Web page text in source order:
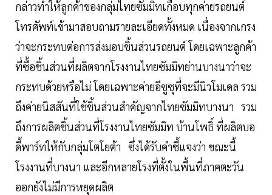
กล่าวทำให้ลูกค้าของกลุ่มไทยซัมมิทเกือบทุกค่ายรถยนต์
โทรศัพท์เข้ามาสอบถามรายละเอียดทั้งหมด เนื่องจากเกรง
ว่าจะกระทบต่อการส่งมอบชิ้นส่วนรถยนต์ โดยเฉพาะลูกค้า
ที่ซื้อชิ้นส่วนที่ผลิตจากโรงงานไทยซัมมิทย่านบางนาว่าจะ
กระทบด้วยหรือไม่ โดยเฉพาะค่ายอีซูซุที่จะมีนิวโมเดล รวม
ถึงค่ายนิสสันที่ใช้ชิ้นส่วนสำคัญจากไทยซัมมิทบางนา รวม
ถึงการผลิตชิ้นส่วนที่โรงงานไทยซัมมิท บ้านโพธิ์ ที่ผลิตบอ
ดี้พาร์ทให้กับกลุ่มโตโยต้า ซึ่งได้รับคำชี้แจงว่า ขณะนี้
โรงงานที่บางนา และอีกหลายโรงที่ตั้งในพื้นที่ภาคตะวัน
ออกยังไม่มีการหยุดผลิต